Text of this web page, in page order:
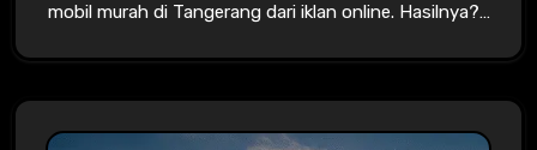
mobil murah di Tangerang dari iklan online. Hasilnya?…